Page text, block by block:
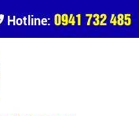
Hotline: 0941 732 485